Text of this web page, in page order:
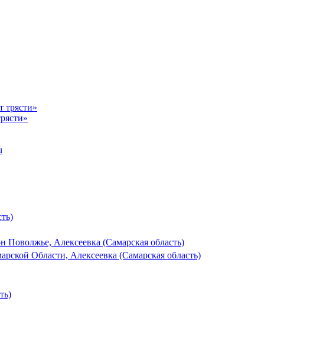
Поволжье, Алексеевка (Самарская область)
Области, Алексеевка (Самарская область)